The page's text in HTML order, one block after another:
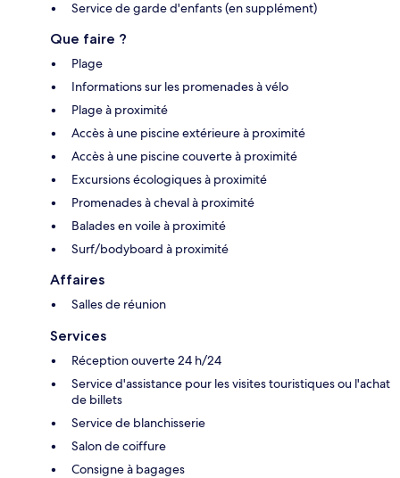
Service de garde d'enfants (en supplément)
Que faire ?
Plage
Informations sur les promenades à vélo
Plage à proximité
Accès à une piscine extérieure à proximité
Accès à une piscine couverte à proximité
Excursions écologiques à proximité
Promenades à cheval à proximité
Balades en voile à proximité
Surf/bodyboard à proximité
Affaires
Salles de réunion
Services
Réception ouverte 24 h/24
Service d'assistance pour les visites touristiques ou l'achat
de billets
Service de blanchisserie
Salon de coiffure
Consigne à bagages